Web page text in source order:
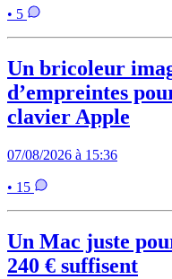
• 5
Un bricoleur
d’empreintes
clavier Apple
07/08/2026 à 15:36
• 15
Un Mac juste
240 € suffisent